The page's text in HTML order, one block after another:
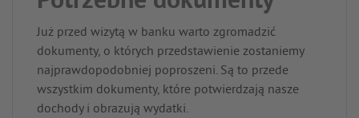
Już przed wizytą w banku warto zgromadzić
dokumenty, o których przedstawienie zostaniemy
najprawdopodobniej poproszeni. Są to przede
wszystkim dokumenty, które potwierdzają nasze
dochody i obrazują wydatki.